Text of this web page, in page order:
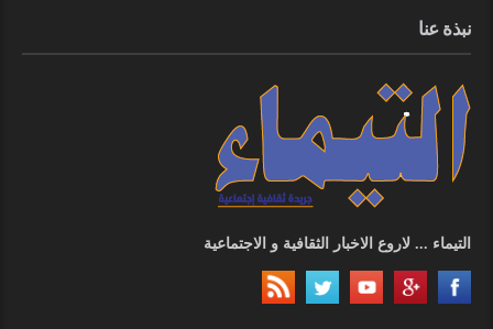
نبذة عنا
التيماء ... لاروع الاخبار الثقافية و الاجتماعية